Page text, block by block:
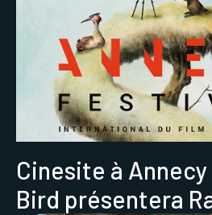
Cinesite à
Bird présentera